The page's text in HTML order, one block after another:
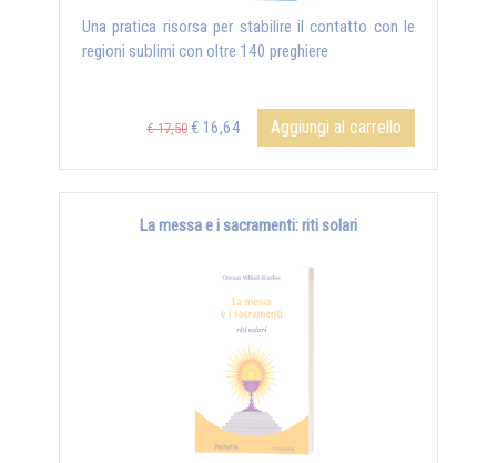
Una pratica risorsa per stabilire il contatto con le
regioni sublimi con oltre 140 preghiere
€ 17,50 € 16,64 Aggiungi al carrello
La messa e i sacramenti: riti solari